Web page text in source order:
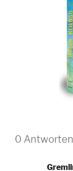
0 Antworten